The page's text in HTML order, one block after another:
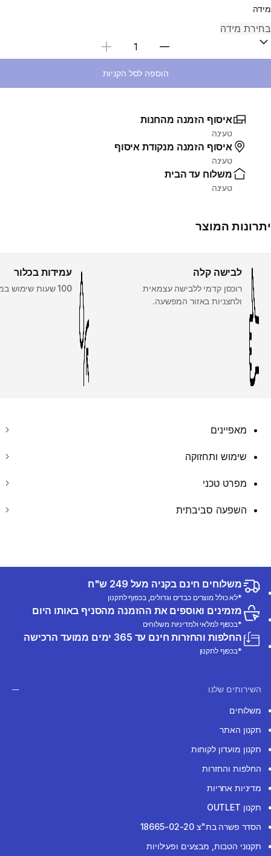
מידה
בחירת כמות
הוספה לסל הקניות
איסוף הזמנה מהחנות
טעינה
איסוף הזמנה מנקודת איסוף
טעינה
משלוח עד הבית
טעינה
יתרונות המוצר
לבישה קלה
רוכסן קדמי ללבישה עצמאית
ולחצניות באזור המפשעה.
עמידות בכלור
100 שעות שימוש במי כלור בבריכה.
מאפיינים
שימוש ותחזוקה
מפרט טכני
השפעה סביבתית
משלוחים חינם בקניה מעל 249 ש"ח
*לא כולל מוצרים כבדים וגדולים, בכפוף לתקנון
מזמינים ואוספים את ההזמנה מהסניף באותו היום
*בכפוף למלאי ולמדיניות משלוחים
החלפות והחזרות חינם עד 365 ימים ממועד הרכישה
*בכפוף לתקנון
השירותים שלנו
משלוחים
תקנון האתר
תקנון מועדון לקוחות
החלפות והחזרות
מדיניות אחריות
תקנון OUTLET
הסדר פשרה בת"צ 18665-02-20
תקנוני הטבות, מבצעים ופעילויות